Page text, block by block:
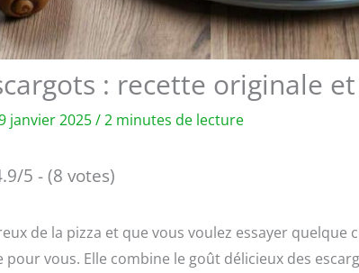
: recette originale
janvier 2025/2 minutes de lecture
5 - (8 votes)
de la pizza et que vous voulez essayer quelque
pour vous. Elle combine le goût délicieux des